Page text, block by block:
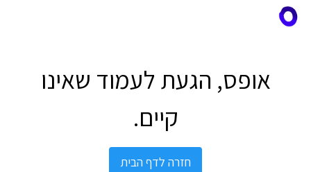
אופס, הגעת לעמוד שאינו
קיים.
חזרה לדף הבית